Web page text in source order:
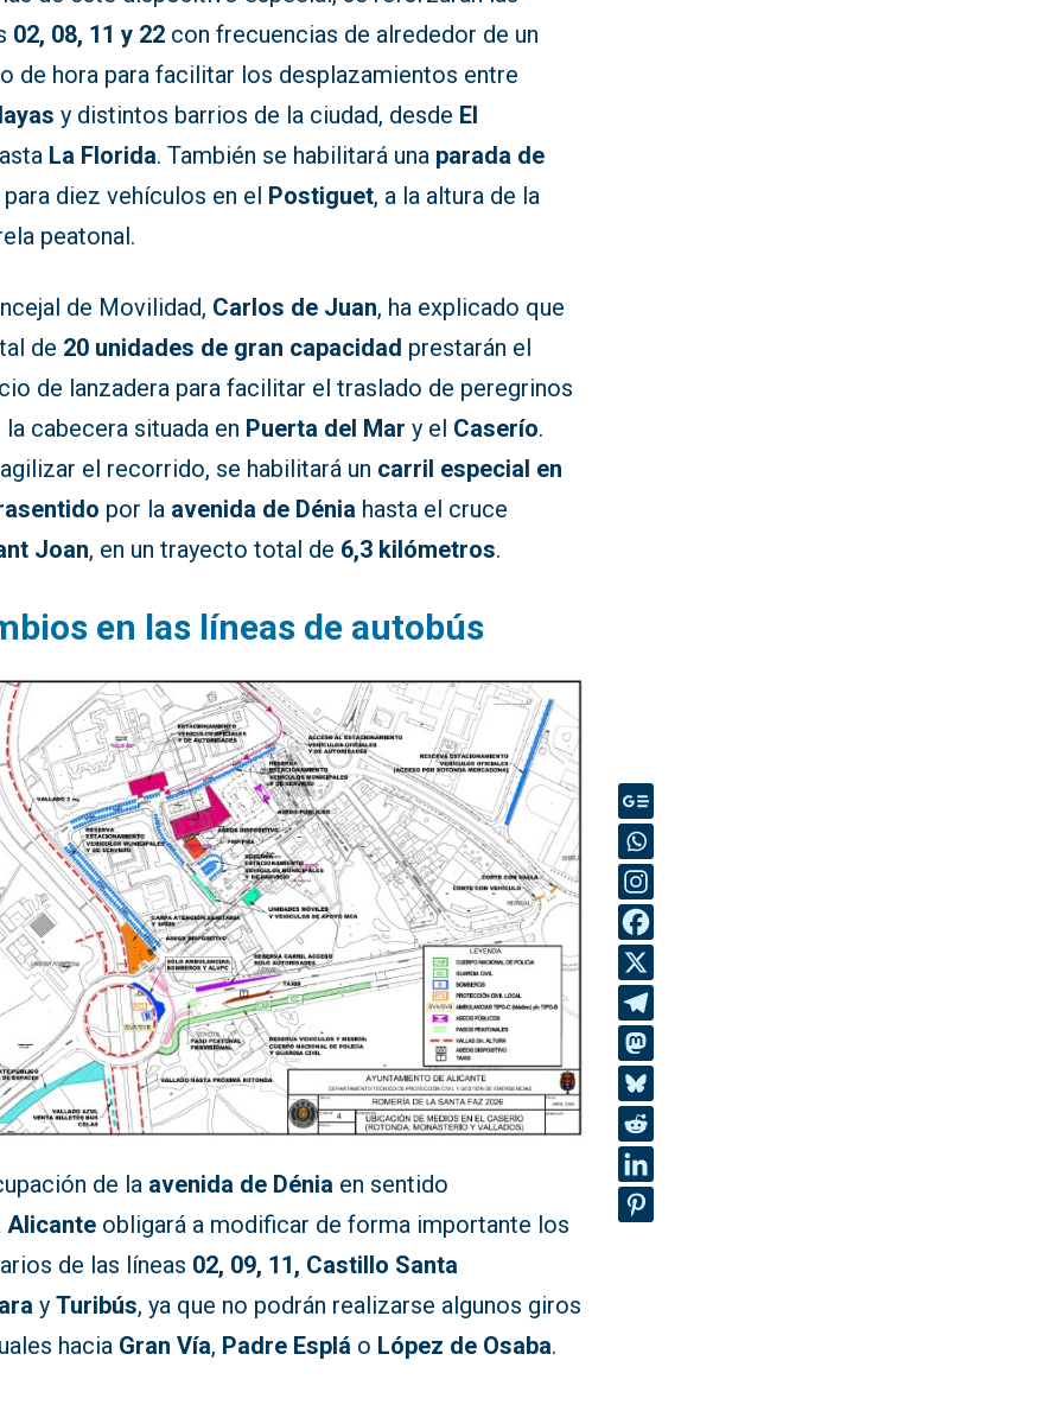
02, 08, 11 y 22 con frecuencias de alrededor de un
de hora para facilitar los desplazamientos entre
y distintos barrios de la ciudad, desde El
La Florida. También se habilitará una parada de
para diez vehículos en el Postiguet, a la altura de la
peatonal.
de Movilidad, Carlos de Juan, ha explicado que
de 20 unidades de gran capacidad prestarán el
de lanzadera para facilitar el traslado de peregrinos
cabecera situada en Puerta del Mar y el Caserío.
el recorrido, se habilitará un carril especial en
por la avenida de Dénia hasta el cruce
Joan, en un trayecto total de 6,3 kilómetros.
en las líneas de autobús
de la avenida de Dénia en sentido
Alicante obligará a modificar de forma importante los
de las líneas 02, 09, 11, Castillo Santa
yTuribús, ya que no podrán realizarse algunos giros
hacia Gran Vía, Padre Esplá o López de Osaba.